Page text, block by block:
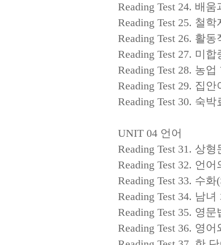
Reading Test 24. 배움
Reading Test 25. 철학
Reading Test 26. 활동
Reading Test 27. 미합
Reading Test 28. 농업
Reading Test 29. 집안
Reading Test 30. 숙박
UNIT 04 언어
Reading Test 31. 상형
Reading Test 32. 언어
Reading Test 33. 수화
Reading Test 34. 남녀
Reading Test 35. 영문
Reading Test 36. 영어